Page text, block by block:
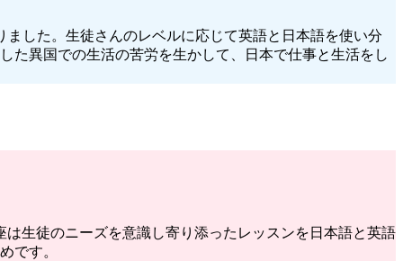
ました。生徒さんのレベルに応じて英語と日本語を使い分
た異国での生活の苦労を生かして、日本で仕事と生活をし
生徒のニーズを意識し寄り添ったレッスンを日本語と英語
です。